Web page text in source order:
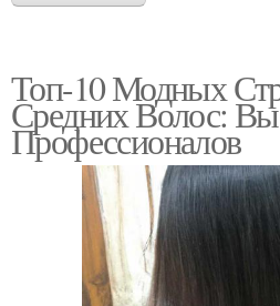
Топ-10 Модных
Средних Волос:
Профессионалов